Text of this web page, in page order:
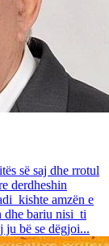
së saj dhe rrotul
derdheshin
kishte amzën e
dhe bariu nisi ti
ju bë se dëgjoi...